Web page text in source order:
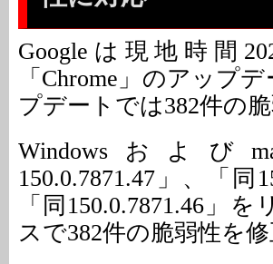
Googleは現地時間
「Chrome」のアップ
プデートでは382件の
Windowsおよび
150.0.7871.47」、「同
「同150.0.7871.46」
スで382件の脆弱性を